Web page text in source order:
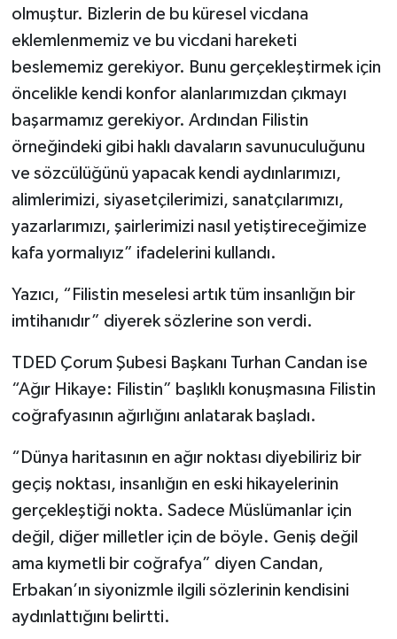
olmuştur. Bizlerin de bu küresel vicdana
eklemlenmemiz ve bu vicdani hareketi
beslememiz gerekiyor. Bunu gerçekleştirmek için
öncelikle kendi konfor alanlarımızdan çıkmayı
başarmamız gerekiyor. Ardından Filistin
örneğindeki gibi haklı davaların savunuculuğunu
ve sözcülüğünü yapacak kendi aydınlarımızı,
alimlerimizi, siyasetçilerimizi, sanatçılarımızı,
yazarlarımızı, şairlerimizi nasıl yetiştireceğimize
kafa yormalıyız” ifadelerini kullandı.
Yazıcı, “Filistin meselesi artık tüm insanlığın bir
imtihanıdır” diyerek sözlerine son verdi.
TDED Çorum Şubesi Başkanı Turhan Candan ise
“Ağır Hikaye: Filistin” başlıklı konuşmasına Filistin
coğrafyasının ağırlığını anlatarak başladı.
“Dünya haritasının en ağır noktası diyebiliriz bir
geçiş noktası, insanlığın en eski hikayelerinin
gerçekleştiği nokta. Sadece Müslümanlar için
değil, diğer milletler için de böyle. Geniş değil
ama kıymetli bir coğrafya” diyen Candan,
Erbakan’ın siyonizmle ilgili sözlerinin kendisini
aydınlattığını belirtti.